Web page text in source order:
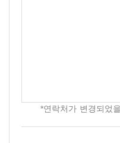
*연락처가 변경되었